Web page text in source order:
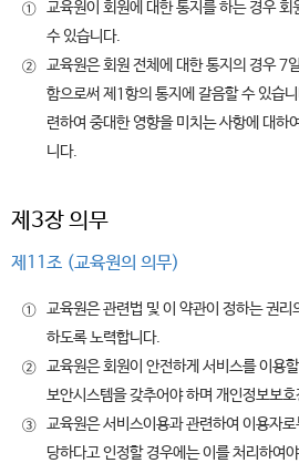
①
교육원이 회원에 대한 통지를 하는 경우
수 있습니다.
②
교육원은 회원 전체에 대한 통지의 경우 7
함으로써 제1항의 통지에 갈음할 수 있습
련하여 중대한 영향을 미치는 사항에 대하
니다.
제3장 의무
제11조 (교육원의 의무)
①
교육원은 관련법 및 이 약관이 정하는 권
하도록 노력합니다.
②
교육원은 회원이 안전하게 서비스를 이용
보안시스템을 갖추어야 하며 개인정보보
③
교육원은 서비스이용과 관련하여 이용자
당하다고 인정할 경우에는 이를 처리하여